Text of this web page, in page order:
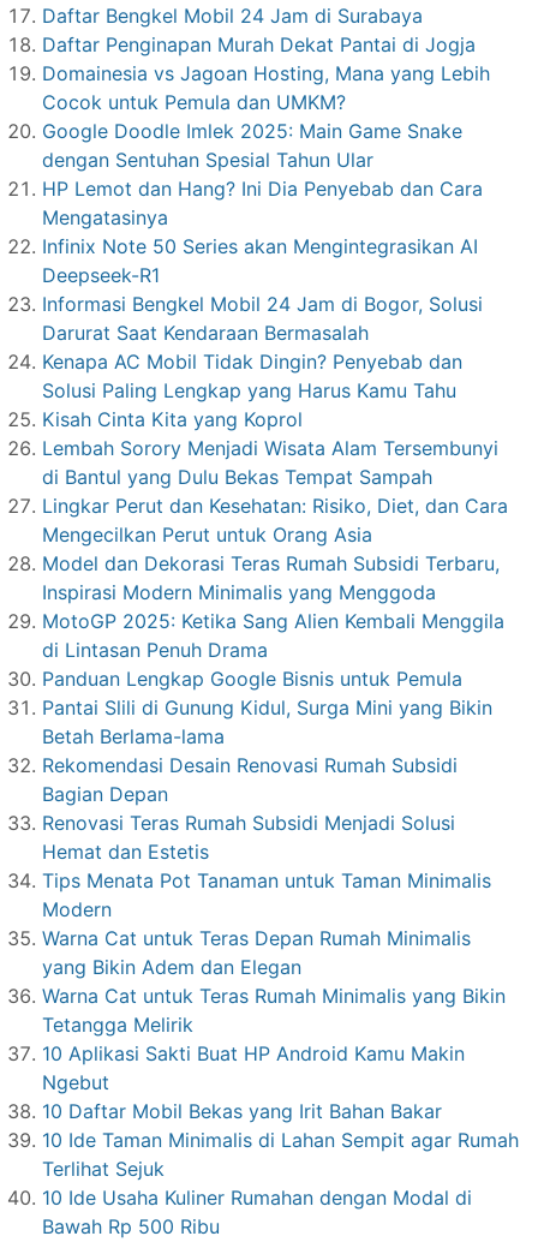
Daftar Bengkel Mobil 24 Jam di Surabaya
Daftar Penginapan Murah Dekat Pantai di Jogja
Domainesia vs Jagoan Hosting, Mana yang Lebih
Cocok untuk Pemula dan UMKM?
Google Doodle Imlek 2025: Main Game Snake
dengan Sentuhan Spesial Tahun Ular
HP Lemot dan Hang? Ini Dia Penyebab dan Cara
Mengatasinya
Infinix Note 50 Series akan Mengintegrasikan AI
Deepseek-R1
Informasi Bengkel Mobil 24 Jam di Bogor, Solusi
Darurat Saat Kendaraan Bermasalah
Kenapa AC Mobil Tidak Dingin? Penyebab dan
Solusi Paling Lengkap yang Harus Kamu Tahu
Kisah Cinta Kita yang Koprol
Lembah Sorory Menjadi Wisata Alam Tersembunyi
di Bantul yang Dulu Bekas Tempat Sampah
Lingkar Perut dan Kesehatan: Risiko, Diet, dan Cara
Mengecilkan Perut untuk Orang Asia
Model dan Dekorasi Teras Rumah Subsidi Terbaru,
Inspirasi Modern Minimalis yang Menggoda
MotoGP 2025: Ketika Sang Alien Kembali Menggila
di Lintasan Penuh Drama
Panduan Lengkap Google Bisnis untuk Pemula
Pantai Slili di Gunung Kidul, Surga Mini yang Bikin
Betah Berlama-lama
Rekomendasi Desain Renovasi Rumah Subsidi
Bagian Depan
Renovasi Teras Rumah Subsidi Menjadi Solusi
Hemat dan Estetis
Tips Menata Pot Tanaman untuk Taman Minimalis
Modern
Warna Cat untuk Teras Depan Rumah Minimalis
yang Bikin Adem dan Elegan
Warna Cat untuk Teras Rumah Minimalis yang Bikin
Tetangga Melirik
10 Aplikasi Sakti Buat HP Android Kamu Makin
Ngebut
10 Daftar Mobil Bekas yang Irit Bahan Bakar
10 Ide Taman Minimalis di Lahan Sempit agar Rumah
Terlihat Sejuk
10 Ide Usaha Kuliner Rumahan dengan Modal di
Bawah Rp 500 Ribu